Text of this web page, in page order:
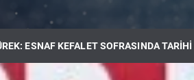
ESNAF KEFALET SOFRASINDA